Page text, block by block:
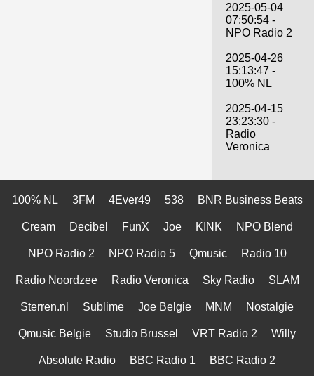
2025-05-04
07:50:54 -
NPO Radio 2
2025-04-26
15:13:47 -
100% NL
2025-04-15
23:23:30 -
Radio
Veronica
100% NL 3FM 4Ever49 538 BNR Business Beats
Cream Decibel FunX Joe KINK NPO Blend
NPO Radio 2 NPO Radio 5 Qmusic Radio 10
Radio Noordzee Radio Veronica Sky Radio SLAM
Sterren.nl Sublime Joe Belgie MNM Nostalgie
Qmusic Belgie Studio Brussel VRT Radio 2 Willy
Absolute Radio BBC Radio 1 BBC Radio 2